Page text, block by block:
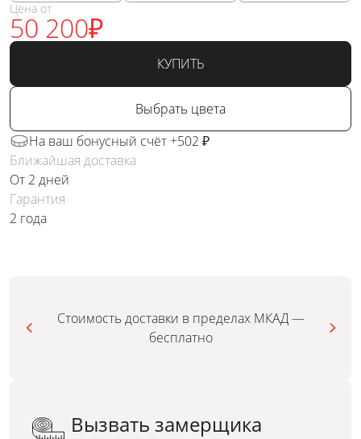
Цена от
50 200₽
КУПИТЬ
Выбрать цвета
На ваш бонусный счёт +502 ₽
Ближайшая доставка
От 2 дней
Гарантия
2 года
Стоимость доставки в пределах МКАД —
бесплатно
Вызвать замерщика